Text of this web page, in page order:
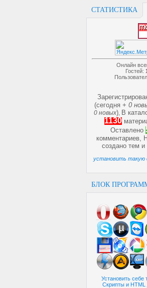
СТАТИСТИКА
Онлайн
Гостей:
(сегодня + 0
0 новых) В
1130
Оставлено
комментариев,
создано тем и
установить такую
БЛОК
Установить себе
Скрипты и HTML